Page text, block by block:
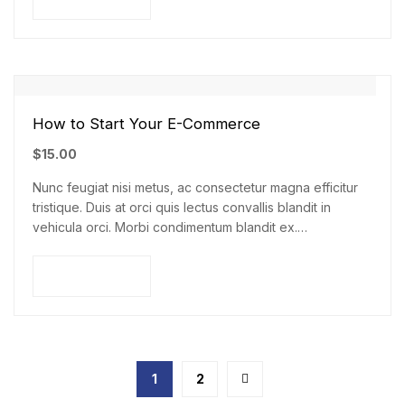
How to Start Your E-Commerce
$15.00
Nunc feugiat nisi metus, ac consectetur magna efficitur
tristique. Duis at orci quis lectus convallis blandit in
vehicula orci. Morbi condimentum blandit ex.
1 2